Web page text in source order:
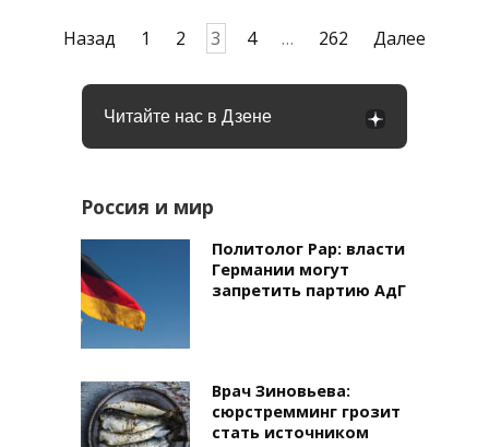
Пагинация
Назад 1 2 3 4 … 262 Далее
Читайте нас в Дзене
Россия и мир
Политолог Рар: власти
Германии могут
запретить партию АдГ
Врач Зиновьева:
сюрстремминг грозит
стать источником